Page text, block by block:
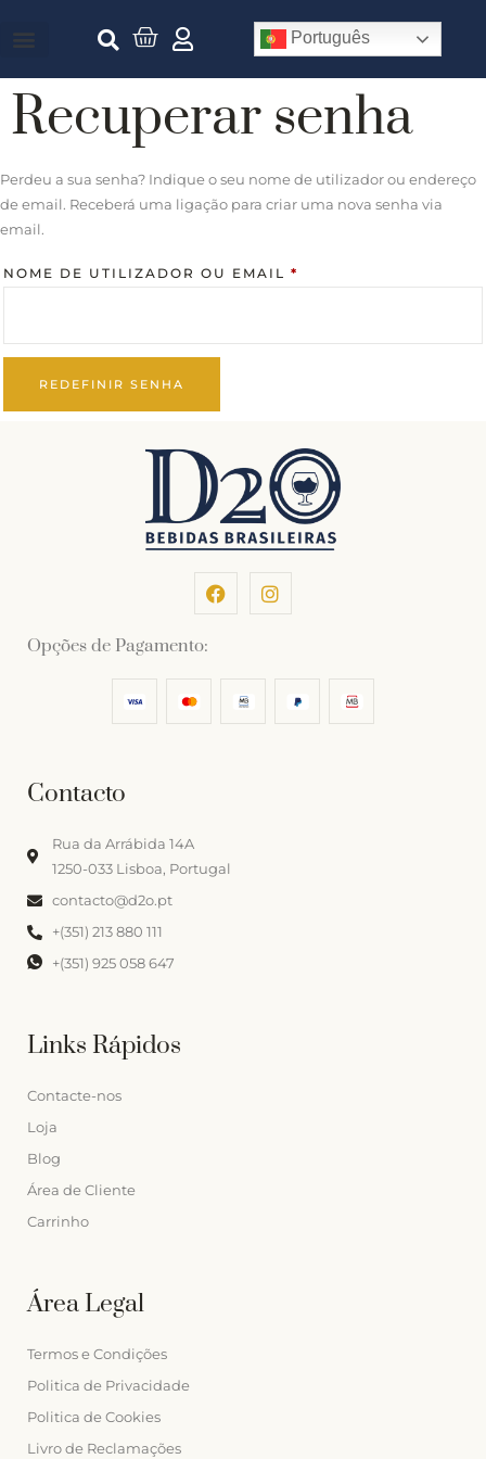
Português
Recuperar senha
Perdeu a sua senha? Indique o seu nome de utilizador ou endereço
de email. Receberá uma ligação para criar uma nova senha via
email.
NOME DE UTILIZADOR OU EMAIL *
REDEFINIR SENHA
Opções de Pagamento:
Contacto
Rua da Arrábida 14A
1250-033 Lisboa, Portugal
contacto@d2o.pt
+(351) 213 880 111
+(351) 925 058 647
Links Rápidos
Contacte-nos
Loja
Blog
Área de Cliente
Carrinho
Área Legal
Termos e Condições
Politica de Privacidade
Politica de Cookies
Livro de Reclamações